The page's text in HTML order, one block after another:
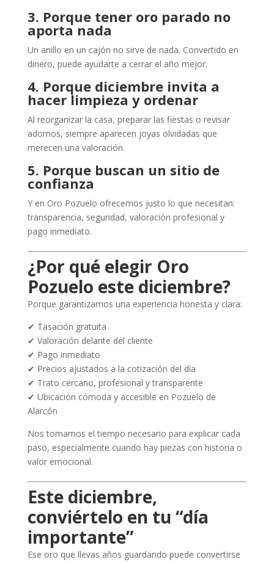
3. Porque tener oro parado no
aporta nada
Un anillo en un cajón no sirve de nada. Convertido en
dinero, puede ayudarte a cerrar el año mejor.
4. Porque diciembre invita a
hacer limpieza y ordenar
Al reorganizar la casa, preparar las fiestas o revisar
adornos, siempre aparecen joyas olvidadas que
merecen una valoración.
5. Porque buscan un sitio de
confianza
Y en Oro Pozuelo ofrecemos justo lo que necesitan:
transparencia, seguridad, valoración profesional y
pago inmediato.
¿Por qué elegir Oro
Pozuelo este diciembre?
Porque garantizamos una experiencia honesta y clara:
✔ Tasación gratuita
✔ Valoración delante del cliente
✔ Pago inmediato
✔ Precios ajustados a la cotización del día
✔ Trato cercano, profesional y transparente
✔ Ubicación cómoda y accesible en Pozuelo de
Alarcón
Nos tomamos el tiempo necesario para explicar cada
paso, especialmente cuando hay piezas con historia o
valor emocional.
Este diciembre,
conviértelo en tu “día
importante”
Ese oro que llevas años guardando puede convertirse